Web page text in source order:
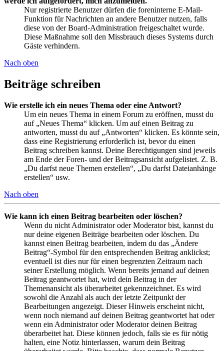
Nur registrierte Benutzer dürfen die foreninterne E-Mail-
Funktion für Nachrichten an andere Benutzer nutzen, falls
diese von der Board-Administration freigeschaltet wurde.
Diese Maßnahme soll den Missbrauch dieses Systems durch
Gäste verhindern.
Nach oben
Beiträge schreiben
Wie erstelle ich ein neues Thema oder eine Antwort?
Um ein neues Thema in einem Forum zu eröffnen, musst du
auf „Neues Thema“ klicken. Um auf einen Beitrag zu
antworten, musst du auf „Antworten“ klicken. Es könnte sein,
dass eine Registrierung erforderlich ist, bevor du einen
Beitrag schreiben kannst. Deine Berechtigungen sind jeweils
am Ende der Foren- und der Beitragsansicht aufgelistet. Z. B.
„Du darfst neue Themen erstellen“, „Du darfst Dateianhänge
erstellen“ usw.
Nach oben
Wie kann ich einen Beitrag bearbeiten oder löschen?
Wenn du nicht Administrator oder Moderator bist, kannst du
nur deine eigenen Beiträge bearbeiten oder löschen. Du
kannst einen Beitrag bearbeiten, indem du das „Ändere
Beitrag“-Symbol für den entsprechenden Beitrag anklickst;
eventuell ist dies nur für einen begrenzten Zeitraum nach
seiner Erstellung möglich. Wenn bereits jemand auf deinen
Beitrag geantwortet hat, wird dein Beitrag in der
Themenansicht als überarbeitet gekennzeichnet. Es wird
sowohl die Anzahl als auch der letzte Zeitpunkt der
Bearbeitungen angezeigt. Dieser Hinweis erscheint nicht,
wenn noch niemand auf deinen Beitrag geantwortet hat oder
wenn ein Administrator oder Moderator deinen Beitrag
überarbeitet hat. Diese können jedoch, falls sie es für nötig
halten, eine Notiz hinterlassen, warum dein Beitrag